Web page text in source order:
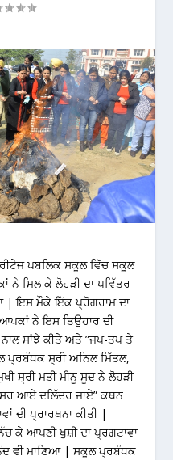
ਪਬਲਿਕ ਸਕੂਲ ਵਿੱਚ ਸਕੂਲ
ਮਿਲ ਕੇ ਲੋਹੜੀ ਦਾ ਪਵਿੱਤਰ
| ਇਸ ਮੌਕੇ ਇੱਕ ਪ੍ਰੋਗਰਾਮ ਦਾ
ਨੇ ਇਸ ਤਿਉਹਾਰ ਦੀ
ਸਾਂਝੇ ਕੀਤੇ ਅਤੇ ”ਜਪ-ਤਪ ਤੇ
ਪ੍ਰਬੰਧਕ ਸ੍ਰੀ ਅਨਿਲ ਮਿੱਤਲ,
ਸ੍ਰੀ ਮਤੀ ਮੀਨੂ ਸੂਦ ਨੇ ਲੋਹੜੀ
ਆਏ ਦਲਿੱਦਰ ਜਾਏ” ਕਥਨ
ਦੀ ਪ੍ਰਾਰਥਨਾ ਕੀਤੀ |
ਕੇ ਆਪਣੀ ਖੁਸ਼ੀ ਦਾ ਪ੍ਰਗਟਾਵਾ
ਵੀ ਮਾਣਿਆ | ਸਕੂਲ ਪ੍ਰਬੰਧਕ